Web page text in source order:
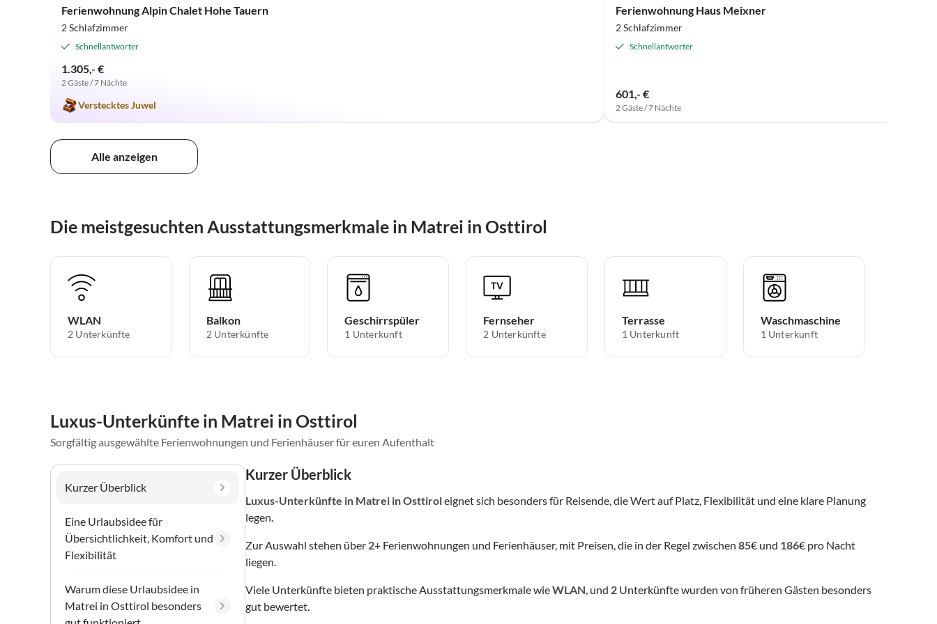
Ferienwohnung Alpin Chalet Hohe Tauern
2 Schlafzimmer
Schnellantworter
1.305,- €
2 Gäste / 7 Nächte
Verstecktes Juwel
Ferienwohnung Haus Meixner
2 Schlafzimmer
Schnellantworter
601,- €
2 Gäste / 7 Nächte
Alle anzeigen
Die meistgesuchten Ausstattungsmerkmale in Matrei in Osttirol
WLAN
2 Unterkünfte
Balkon
2 Unterkünfte
Geschirrspüler
1 Unterkunft
Fernseher
2 Unterkünfte
Terrasse
1 Unterkunft
Waschmaschine
1 Unterkunft
Luxus-Unterkünfte in Matrei in Osttirol
Sorgfältig ausgewählte Ferienwohnungen und Ferienhäuser für euren Aufenthalt
Kurzer Überblick
Eine Urlaubsidee für
Übersichtlichkeit, Komfort und
Flexibilität
Warum diese Urlaubsidee in
Matrei in Osttirol besonders
Kurzer Überblick
Luxus-Unterkünfte in Matrei in Osttiroleignet sich besonders für Reisende, die Wert auf Platz, Flexibilität und eine klare Planung
legen.
Zur Auswahl stehen über 2+ Ferienwohnungen und Ferienhäuser, mit Preisen, die in der Regel zwischen 85€ und 186€ pro Nacht
liegen.
Viele Unterkünfte bieten praktische Ausstattungsmerkmale wieWLAN, und 2 Unterkünfte wurden von früheren Gästen besonders
gut bewertet.